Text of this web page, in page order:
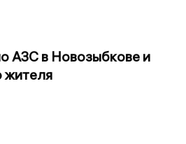
АЗС в Новозыбкове и
жителя